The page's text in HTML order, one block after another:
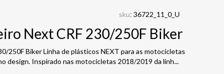
sku: 36722_11_0_U
Next CRF 230/250F Biker
250F Biker Linha de plásticos NEXT para as motocicletas
design. Inspirado nas motocicletas 2018/2019 da linh...